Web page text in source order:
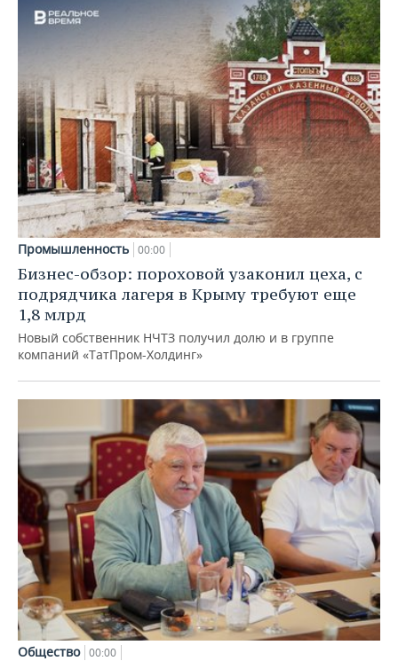
Промышленность 00:00
Бизнес-обзор: пороховой узаконил цеха, с
подрядчика лагеря в Крыму требуют еще
1,8 млрд
Новый собственник НЧТЗ получил долю и в группе
компаний «ТатПром-Холдинг»
Общество 00:00